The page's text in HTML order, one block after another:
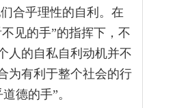
合乎理性的自利。在
见的手”的指挥下，不
人的自私自利动机并不
为有利于整个社会的行
德的手”。